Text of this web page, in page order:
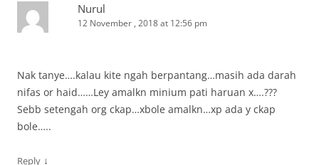
Nurul
12 November , 2018 at 12:56 pm
Nak tanye….kalau kite ngah berpantang…masih ada darah
nifas or haid……Ley amalkn minium pati haruan x….???
Sebb setengah org ckap…xbole amalkn…xp ada y ckap
bole…..
Reply ↓